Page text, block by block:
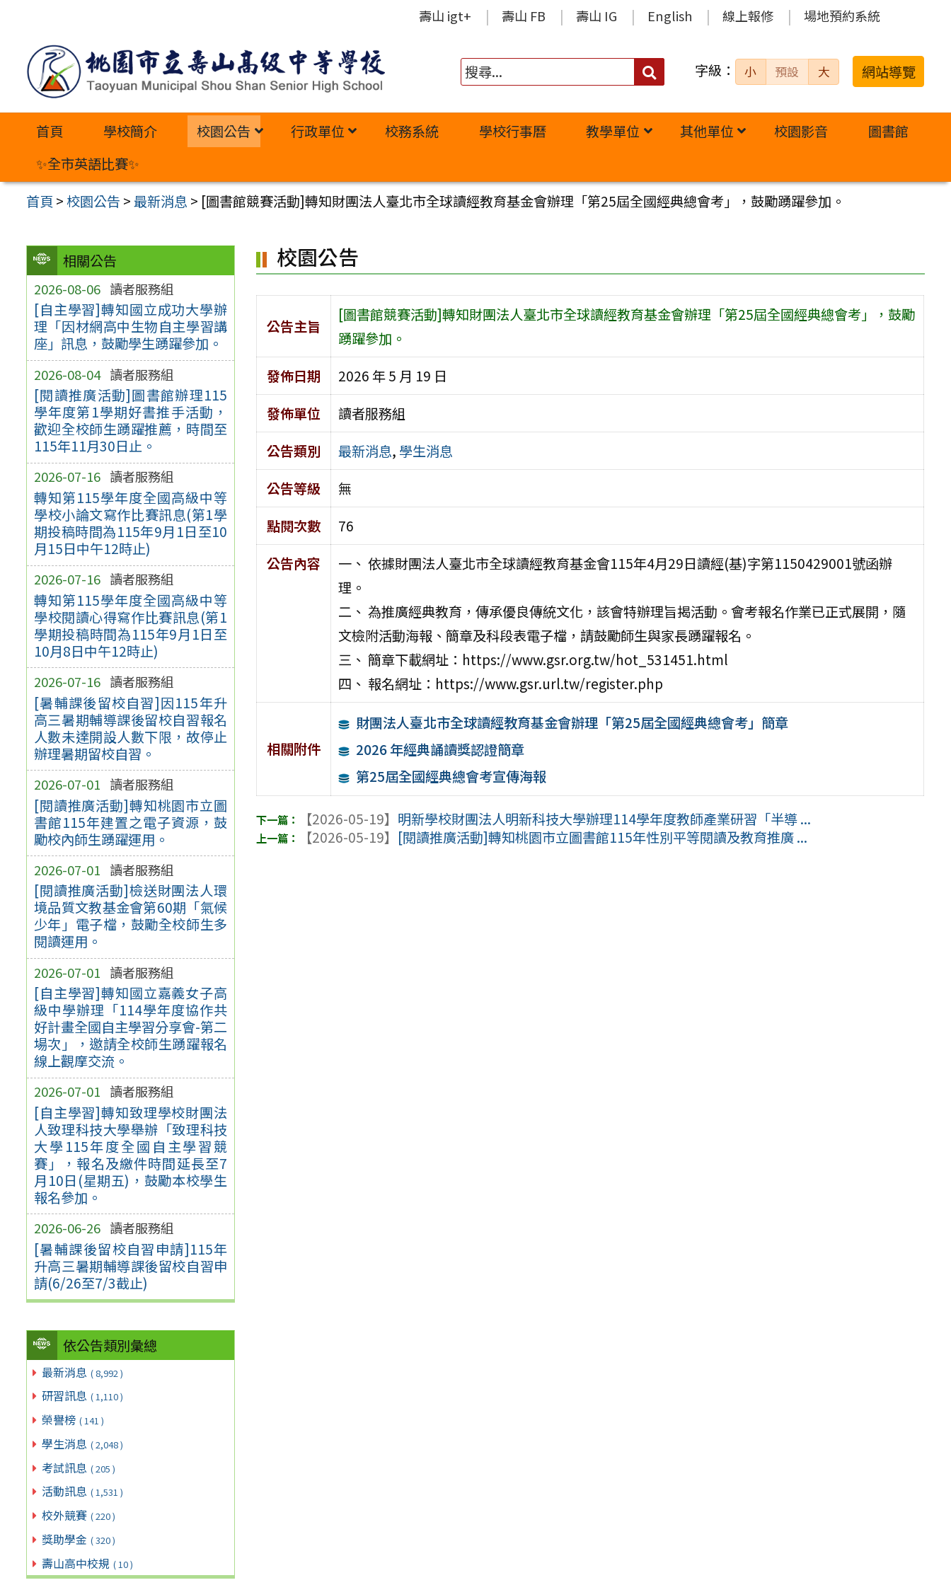
內
壽山 igt+ 壽山 FB 壽山 IG English 線上報修 場地預約系統
搜
字級： 小 預設 大 網站導覽
首頁 學校簡介 校園公告 行政單位 校務系統 學校行事曆 教學單位 其他單位 校園影音
圖書館
✨全市英語比賽✨
首頁 >校園公告 >最新消息 > [圖書館競賽活動]轉知財團法人臺北市全球讀經教育基金會辦理「第25屆全國經典總會考」，鼓勵踴躍參加。
相關公告
2026-08-06 讀者服務組
[自主學習]轉知國立成功大學辦
理「因材網高中生物自主學習講
座」訊息，鼓勵學生踴躍參加。
2026-08-04 讀者服務組
[閱讀推廣活動]圖書館辦理115
學年度第1學期好書推手活動，
歡迎全校師生踴躍推薦，時間至
115年11月30日止。
2026-07-16 讀者服務組
轉知第115學年度全國高級中等
學校小論文寫作比賽訊息(第1學
期投稿時間為115年9月1日至10
月15日中午12時止)
2026-07-16 讀者服務組
轉知第115學年度全國高級中等
學校閱讀心得寫作比賽訊息(第1
學期投稿時間為115年9月1日至
10月8日中午12時止)
2026-07-16 讀者服務組
[暑輔課後留校自習]因115年升
高三暑期輔導課後留校自習報名
人數未達開設人數下限，故停止
辦理暑期留校自習。
2026-07-01 讀者服務組
[閱讀推廣活動]轉知桃園市立圖
書館115年建置之電子資源，鼓
勵校內師生踴躍運用。
2026-07-01 讀者服務組
[閱讀推廣活動]檢送財團法人環
境品質文教基金會第60期「氣候
少年」電子檔，鼓勵全校師生多
閱讀運用。
2026-07-01 讀者服務組
[自主學習]轉知國立嘉義女子高
級中學辦理「114學年度協作共
好計畫全國自主學習分享會-第二
場次」，邀請全校師生踴躍報名
線上觀摩交流。
2026-07-01 讀者服務組
[自主學習]轉知致理學校財團法
人致理科技大學舉辦「致理科技
大學115年度全國自主學習競
賽」，報名及繳件時間延長至7
月10日(星期五)，鼓勵本校學生
報名參加。
2026-06-26 讀者服務組
[暑輔課後留校自習申請]115年
升高三暑期輔導課後留校自習申
請(6/26至7/3截止)
依公告類別彙總
最新消息 ( 8,992 )
研習訊息 ( 1,110 )
榮譽榜 ( 141 )
學生消息 ( 2,048 )
考試訊息 ( 205 )
活動訊息 ( 1,531 )
校外競賽 ( 220 )
獎助學金 ( 320 )
壽山高中校規 ( 10 )
校園公告
公告主旨
[圖書館競賽活動]轉知財團法人臺北市全球讀經教育基金會辦理「第25屆全國經典總會考」，鼓勵
踴躍參加。
發佈日期
2026 年 5 月 19 日
發佈單位
讀者服務組
公告類別
最新消息, 學生消息
公告等級
無
點閱次數
76
公告內容
一、 依據財團法人臺北市全球讀經教育基金會115年4月29日讀經(基)字第1150429001號函辦
理。
二、 為推廣經典教育，傳承優良傳統文化，該會特辦理旨揭活動。會考報名作業已正式展開，隨
文檢附活動海報、簡章及科段表電子檔，請鼓勵師生與家長踴躍報名。
三、 簡章下載網址：https://www.gsr.org.tw/hot_531451.html
四、 報名網址：https://www.gsr.url.tw/register.php
相關附件
財團法人臺北市全球讀經教育基金會辦理「第25屆全國經典總會考」簡章
2026 年經典誦讀獎認證簡章
第25屆全國經典總會考宣傳海報
【2026-05-19】 明新學校財團法人明新科技大學辦理114學年度教師產業研習「半導 ...
【2026-05-19】 [閱讀推廣活動]轉知桃園市立圖書館115年性別平等閱讀及教育推廣 ...